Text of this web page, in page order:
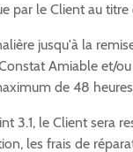
par le Client au
jusqu'à la
Amiable et/
de 48
3.1, le Client sera
les frais de